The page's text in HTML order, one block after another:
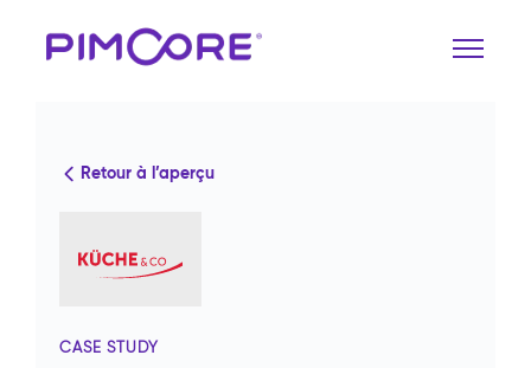
Retour à l’aperçu
CASE STUDY